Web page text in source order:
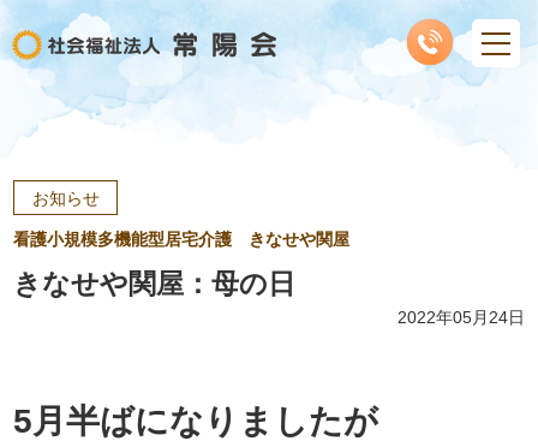
お知らせ
看護小規模多機能型居宅介護 きなせや関屋
きなせや関屋：母の日
2022年05月24日
5月半ばになりましたが